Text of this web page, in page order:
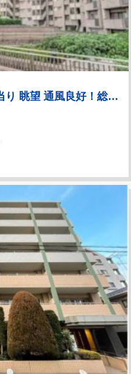
■9階南向きのお部屋 陽当り 眺望 通風良好！総戸数２８１戸のビッグコミュニティ！